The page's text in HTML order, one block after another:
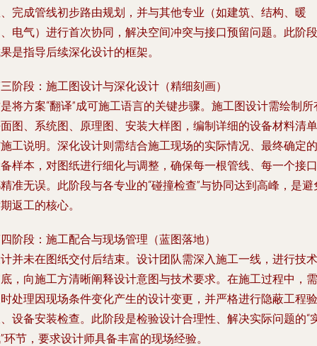
完成管线初步路由规划，并与其他专业（如建筑、结构、暖
电气）进行首次协同，解决空间冲突与接口预留问题。此阶段
是指导后续深化设计的框架。
阶段：施工图设计与深化设计（精细刻画）
将方案“翻译”成可施工语言的关键步骤。施工图设计需绘制所
图、系统图、原理图、安装大样图，编制详细的设备材料清单
工说明。深化设计则需结合施工现场的实际情况、最终确定的
样本，对图纸进行细化与调整，确保每一根管线、每一个接口
准无误。此阶段与各专业的“碰撞检查”与协同达到高峰，是避
返工的核心。
阶段：施工配合与现场管理（蓝图落地）
并未在图纸交付后结束。设计团队需深入施工一线，进行技术
，向施工方清晰阐释设计意图与技术要求。在施工过程中，需
处理因现场条件变化产生的设计变更，并严格进行隐蔽工程验
设备安装检查。此阶段是检验设计合理性、解决实际问题的“
环节，要求设计师具备丰富的现场经验。